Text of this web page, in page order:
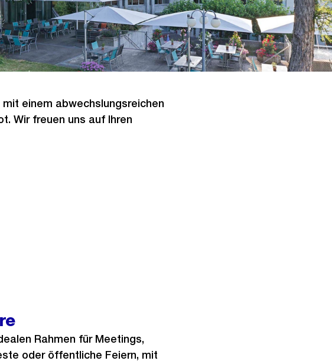
einem abwechslungsreichen
Wir freuen uns auf Ihren
Rahmen für Meetings,
oder öffentliche Feiern, mit